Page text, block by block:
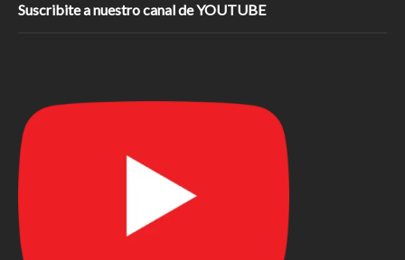
Suscribite a nuestro canal de YOUTUBE